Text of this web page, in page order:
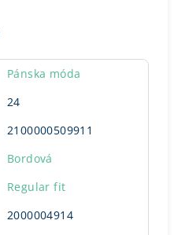
Pánska móda
24
2100000509911
Bordová
Regular fit
2000004914